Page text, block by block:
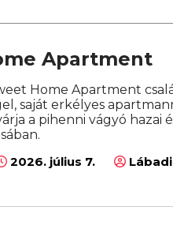
Apartment
Home Apartment
saját erkélyes
a pihenni vágyó hazai
2026. július 7.